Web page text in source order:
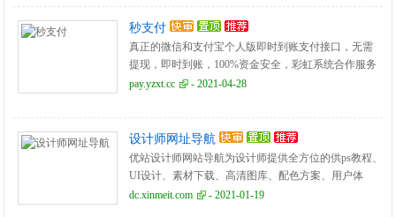
秒支付
真正的微信和支付宝个人版即时到账支付接口，无需
提现，即时到账，100%资金安全，彩虹系统合作服务
商，无需手续费，无需人工操作，是个人收款的最佳
pay.yzxt.cc - 2021-04-28
设计师网址导航
优站设计师网站导航为设计师提供全方位的供ps教程、
UI设计、素材下载、高清图库、配色方案、用户体
验、网页设计等全方位设计师网站导航指引。每周更
dc.xinmeit.com - 2021-01-19